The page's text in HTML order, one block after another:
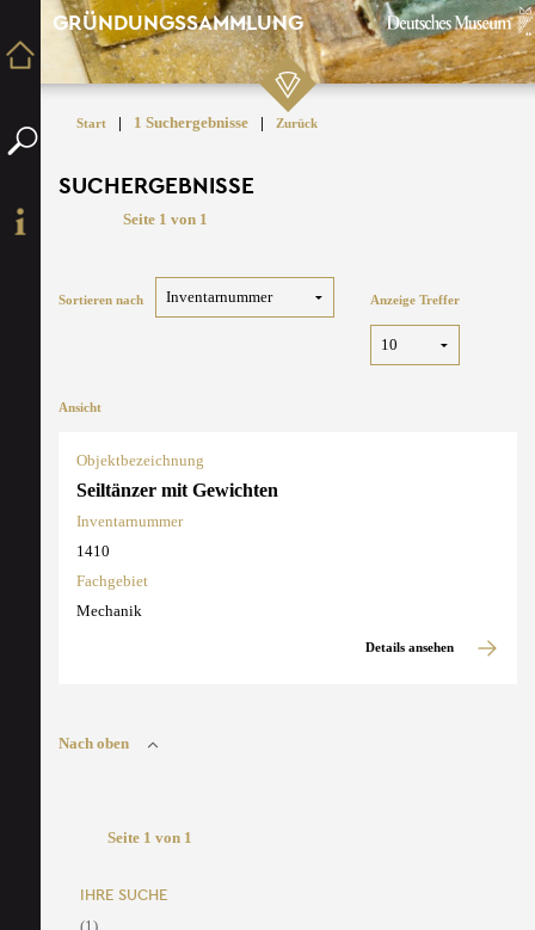
GRÜNDUNGSSAMMLUNG
Start | 1 Suchergebnisse | Zurück
SUCHERGEBNISSE
Seite 1 von 1
Sortieren nach Anzeige Treffer
Ansicht
Objektbezeichnung
Seiltänzer mit Gewichten
Inventarnummer
1410
Fachgebiet
Mechanik
Details ansehen
Nach oben
Seite 1 von 1
IHRE SUCHE
(1)